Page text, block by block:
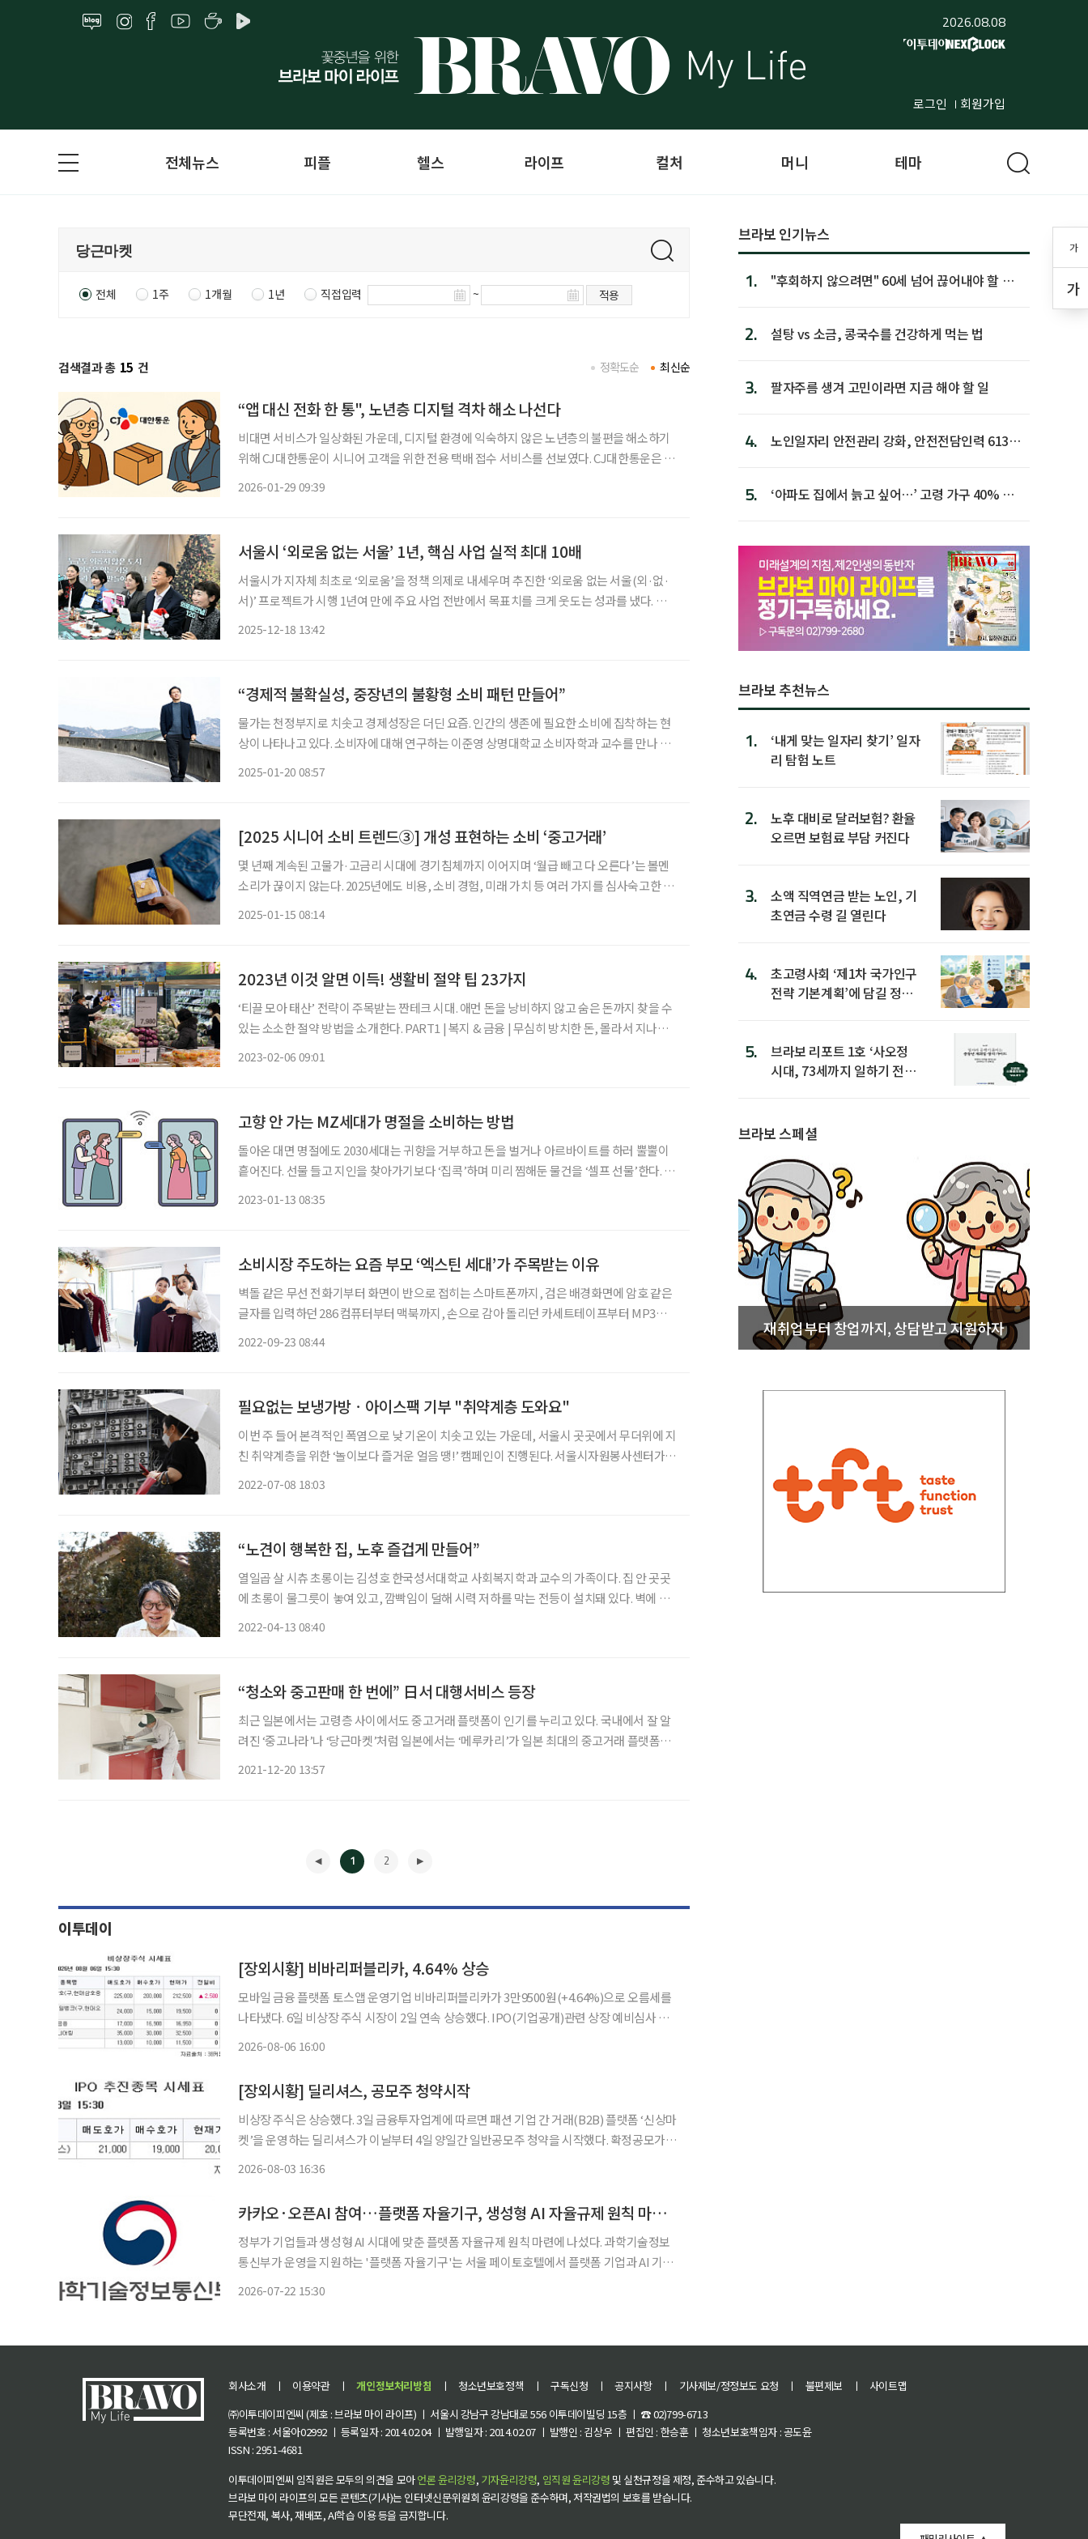
2026.08.08
로그인 회원가입
가
가
전체뉴스 피플 헬스 라이프 컬처 머니 테마
전체 1주 1개월 1년 직접입력 ~ 적용
검색결과 총 15 건 최신순
정확도순
“앱 대신 전화 한 통", 노년층 디지털 격차 해소 나선다
비대면 서비스가 일상화된 가운데, 디지털 환경에 익숙하지 않은 노년층의 불편을 해소하기
위해 CJ대한통운이 시니어 고객을 위한 전용 택배 접수 서비스를 선보였다. CJ대한통운은 60
2026-01-29 09:39
서울시 ‘외로움 없는 서울’ 1년, 핵심 사업 실적 최대 10배
서울시가 지자체 최초로 ‘외로움’을 정책 의제로 내세우며 추진한 ‘외로움 없는 서울(외·없·
서)’ 프로젝트가 시행 1년여 만에 주요 사업 전반에서 목표치를 크게 웃도는 성과를 냈다. 관련
2025-12-18 13:42
“경제적 불확실성, 중장년의 불황형 소비 패턴 만들어”
물가는 천정부지로 치솟고 경제성장은 더딘 요즘. 인간의 생존에 필요한 소비에 집착하는 현
상이 나타나고 있다. 소비자에 대해 연구하는 이준영 상명대학교 소비자학과 교수를 만나 먹
2025-01-20 08:57
[2025 시니어 소비 트렌드③] 개성 표현하는 소비 ‘중고거래’
몇 년째 계속된 고물가·고금리 시대에 경기침체까지 이어지며 ‘월급 빼고 다 오른다’는 볼멘
소리가 끊이지 않는다. 2025년에도 비용, 소비 경험, 미래 가치 등 여러 가지를 심사숙고한 소
2025-01-15 08:14
2023년 이것 알면 이득! 생활비 절약 팁 23가지
‘티끌 모아 태산’ 전략이 주목받는 짠테크 시대. 애먼 돈을 낭비하지 않고 숨은 돈까지 찾을 수
있는 소소한 절약 방법을 소개한다. PART1 | 복지 & 금융 | 무심히 방치한 돈, 몰라서 지나친
2023-02-06 09:01
고향 안 가는 MZ세대가 명절을 소비하는 방법
돌아온 대면 명절에도 2030세대는 귀향을 거부하고 돈을 벌거나 아르바이트를 하러 뿔뿔이
흩어진다. 선물 들고 지인을 찾아가기보다 ‘집콕’하며 미리 찜해둔 물건을 ‘셀프 선물’한다. 회
2023-01-13 08:35
소비시장 주도하는 요즘 부모 ‘엑스틴 세대’가 주목받는 이유
벽돌 같은 무선 전화기부터 화면이 반으로 접히는 스마트폰까지, 검은 배경화면에 암호 같은
글자를 입력하던 286 컴퓨터부터 맥북까지, 손으로 감아 돌리던 카세트테이프부터 MP3를
2022-09-23 08:44
필요없는 보냉가방ㆍ아이스팩 기부 "취약계층 도와요"
이번 주 들어 본격적인 폭염으로 낮 기온이 치솟고 있는 가운데, 서울시 곳곳에서 무더위에 지
친 취약계층을 위한 ‘놀이보다 즐거운 얼음 땡!’ 캠페인이 진행된다. 서울시자원봉사센터가
2022-07-08 18:03
“노견이 행복한 집, 노후 즐겁게 만들어”
열일곱 살 시츄 초롱이는 김성호 한국성서대학교 사회복지학과 교수의 가족이다. 집 안 곳곳
에 초롱이 물그릇이 놓여 있고, 깜빡임이 덜해 시력 저하를 막는 전등이 설치돼 있다. 벽에 뚫
2022-04-13 08:40
“청소와 중고판매 한 번에” 日서 대행서비스 등장
최근 일본에서는 고령층 사이에서도 중고거래 플랫폼이 인기를 누리고 있다. 국내에서 잘 알
려진 ‘중고나라’나 ‘당근마켓’처럼 일본에서는 ‘메루카리’가 일본 최대의 중고거래 플랫폼으
2021-12-20 13:57
1 2
이투데이
[장외시황] 비바리퍼블리카, 4.64% 상승
모바일 금융 플랫폼 토스앱 운영기업 비바리퍼블리카가 3만9500원(+4.64%)으로 오름세를
나타냈다. 6일 비상장 주식 시장이 2일 연속 상승했다. IPO(기업공개)관련 상장 예비심사 청
2026-08-06 16:00
[장외시황] 딜리셔스, 공모주 청약시작
비상장 주식은 상승했다. 3일 금융투자업계에 따르면 패션 기업 간 거래(B2B) 플랫폼 ‘신상마
켓’을 운영하는 딜리셔스가 이날부터 4일 양일간 일반공모주 청약을 시작했다. 확정공모가는
2026-08-03 16:36
카카오·오픈AI 참여…플랫폼 자율기구, 생성형 AI 자율규제 원칙 마련 착수
정부가 기업들과 생성형 AI 시대에 맞춘 플랫폼 자율규제 원칙 마련에 나섰다. 과학기술정보
통신부가 운영을 지원하는 '플랫폼 자율기구'는 서울 페이토호텔에서 플랫폼 기업과 AI 기업
2026-07-22 15:30
브라보 인기뉴스
1.
"후회하지 않으려면" 60세 넘어 끊어내야 할 사
2. 설탕 vs 소금, 콩국수를 건강하게 먹는 법
3. 팔자주름 생겨 고민이라면 지금 해야 할 일
4.
노인일자리 안전관리 강화, 안전전담인력 613명
5.
‘아파도 집에서 늙고 싶어…’ 고령 가구 40% 노
브라보 추천뉴스
1.
‘내게 맞는 일자리 찾기’ 일자
리 탐험 노트
2.
노후 대비로 달러보험? 환율
오르면 보험료 부담 커진다
3.
소액 직역연금 받는 노인, 기
초연금 수령 길 열린다
4.
초고령사회 ‘제1차 국가인구
전략 기본계획’에 담길 정책
5.
브라보 리포트 1호 ‘사오정
시대, 73세까지 일하기 전략’
브라보 스페셜
재취업부터 창업까지, 상담받고 지원하자
회사소개 ㅣ 이용약관 ㅣ 개인정보처리방침 ㅣ 청소년보호정책 ㅣ 구독신청 ㅣ 공지사항 ㅣ 기사제보/정정보도 요청 ㅣ 불편제보 ㅣ
사이트맵
㈜이투데이피엔씨 (제호 : 브라보 마이 라이프) ㅣ 서울시 강남구 강남대로 556 이투데이빌딩 15층 ㅣ ☎ 02)799-6713
등록번호 : 서울아02992 ㅣ 등록일자 : 2014.02.04 ㅣ 발행일자 : 2014.02.07 ㅣ 발행인 : 김상우 ㅣ 편집인 : 한승훈 ㅣ 청소년보호책임자 : 공도윤
ISSN : 2951-4681
이투데이피엔씨 임직원은 모두의 의견을 모아언론 윤리강령, 기자윤리강령, 임직원 윤리강령 및 실천규정을 제정, 준수하고 있습니다.
브라보 마이 라이프의 모든 콘텐츠(기사)는 인터넷신문위원회 윤리강령을 준수하며, 저작권법의 보호를 받습니다.
무단전재, 복사, 재배포, AI학습 이용 등을 금지합니다.